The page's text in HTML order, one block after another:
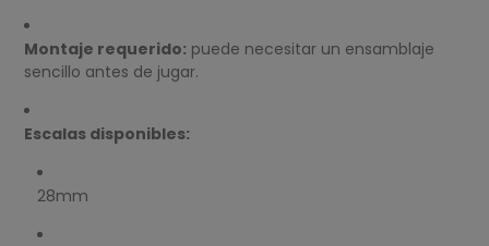
Montaje requerido: puede necesitar un ensamblaje
sencillo antes de jugar.
Escalas disponibles:
28mm